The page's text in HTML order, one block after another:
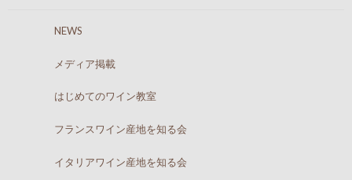
NEWS
メディア掲載
はじめてのワイン教室
フランスワイン産地を知る会
イタリアワイン産地を知る会